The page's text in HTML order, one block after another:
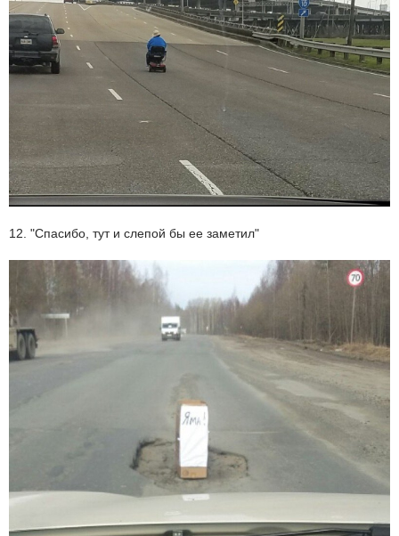
12. "Спасибо, тут и слепой бы ее заметил"